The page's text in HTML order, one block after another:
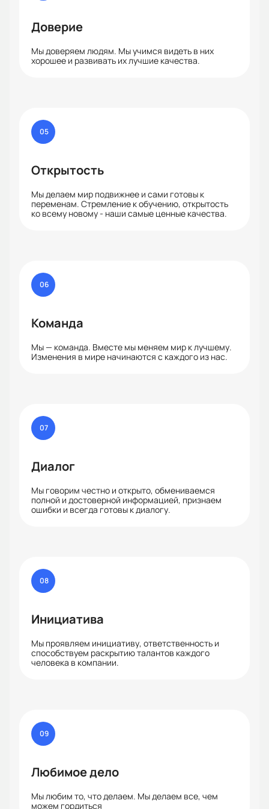
Доверие
Мы доверяем людям. Мы учимся видеть в них
хорошее и развивать их лучшие качества.
05
Открытость
Мы делаем мир подвижнее и сами готовы к
переменам. Стремление к обучению, открытость
ко всему новому - наши самые ценные качества.
06
Команда
Мы — команда. Вместе мы меняем мир к лучшему.
Изменения в мире начинаются с каждого из нас.
07
Диалог
Мы говорим честно и открыто, обмениваемся
полной и достоверной информацией, признаем
ошибки и всегда готовы к диалогу.
08
Инициатива
Мы проявляем инициативу, ответственность и
способствуем раскрытию талантов каждого
человека в компании.
09
Любимое дело
Мы любим то, что делаем. Мы делаем все, чем
можем гордиться